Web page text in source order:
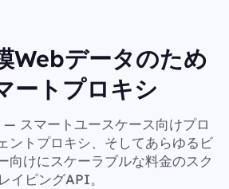
Webデータのため
ートプロキシ
スマートユースケース向けプロ
ントプロキシ、そしてあらゆるビ
向けにスケーラブルな料金のスク
レイピングAPI。